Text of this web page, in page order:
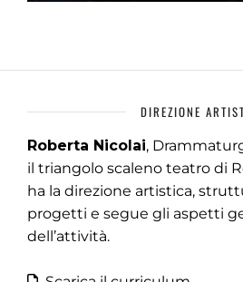
DIREZIONE
Roberta Nicolai,
il triangolo scaleno teatro di
ha la direzione artistica,
progetti e segue gli aspetti
dell’attività.